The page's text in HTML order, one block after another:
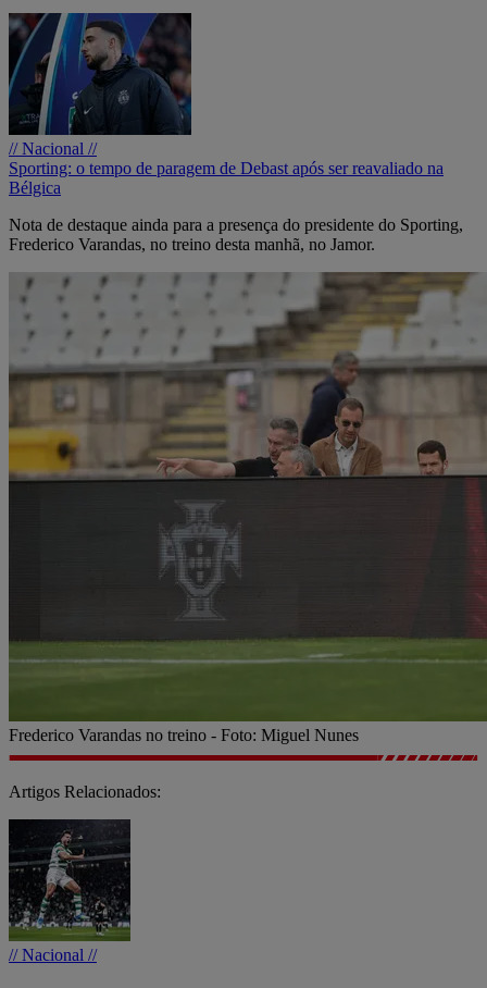
// Nacional //
Sporting: o tempo de paragem de Debast após ser reavaliado na
Bélgica
Nota de destaque ainda para a presença do presidente do Sporting,
Frederico Varandas, no treino desta manhã, no Jamor.
Frederico Varandas no treino - Foto: Miguel Nunes
Artigos Relacionados:
// Nacional //